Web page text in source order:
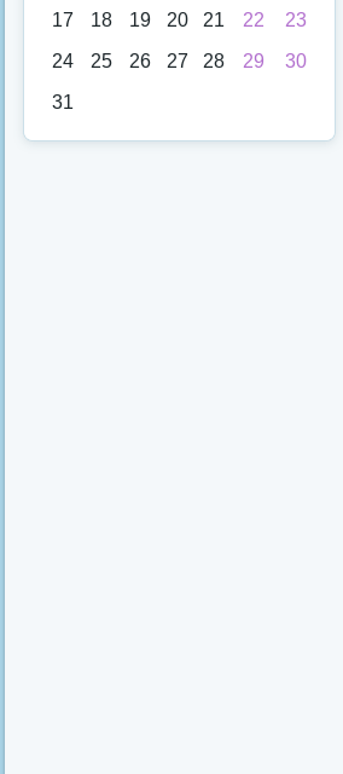
17
18 19 20 21 22
23
24
25 26 27 28 29
30
31